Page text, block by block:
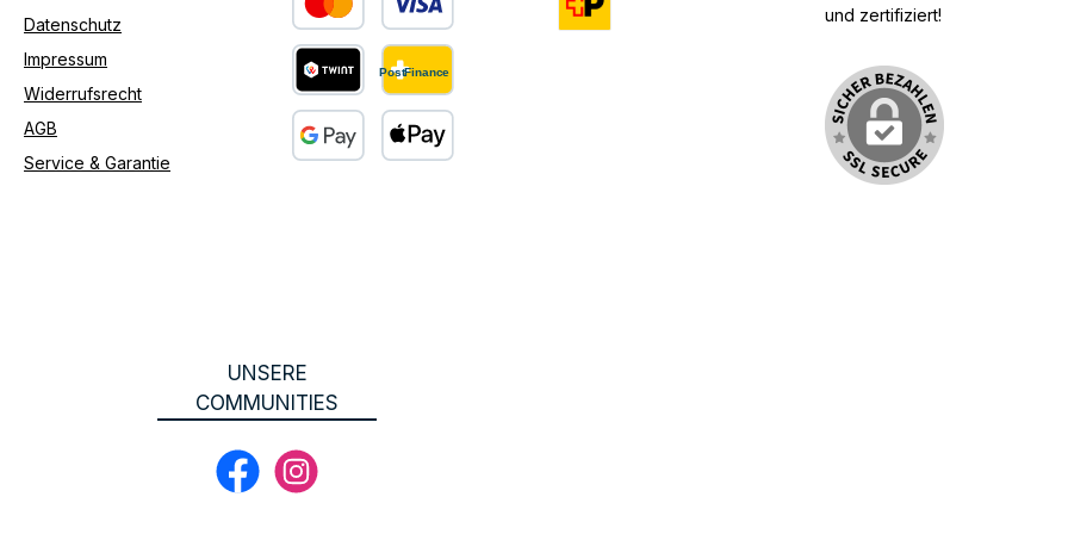
Datenschutz
Impressum
Widerrufsrecht
AGB
Service & Garantie
Benutzerdefiniertes Bild 1
Benutzerdefiniertes Bild 2
und zertifiziert!
UNSERE
COMMUNITIES
FacebookInstagram